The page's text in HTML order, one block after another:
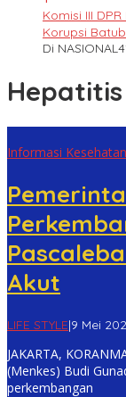
Komisi III
Korupsi
Di NASIONAL
Informasi Kesehatan
Akut
LIFE STYLE|9 Mei
JAKARTA,
(Menkes) Budi
perkembangan